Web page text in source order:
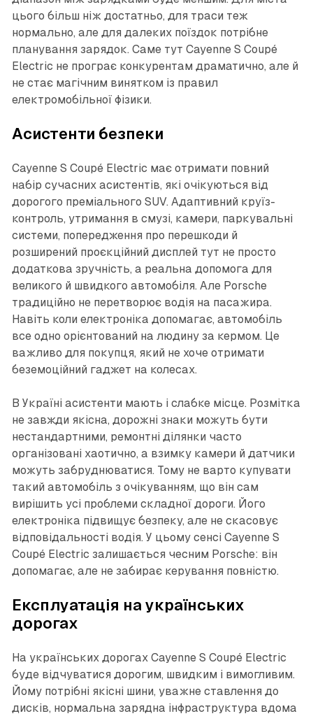
цього більш ніж достатньо, для траси теж
нормально, але для далеких поїздок потрібне
планування зарядок. Саме тут Cayenne S Coupé
Electric не програє конкурентам драматично, але й
не стає магічним винятком із правил
електромобільної фізики.
Асистенти безпеки
Cayenne S Coupé Electric має отримати повний
набір сучасних асистентів, які очікуються від
дорогого преміального SUV. Адаптивний круїз-
контроль, утримання в смузі, камери, паркувальні
системи, попередження про перешкоди й
розширений проєкційний дисплей тут не просто
додаткова зручність, а реальна допомога для
великого й швидкого автомобіля. Але Porsche
традиційно не перетворює водія на пасажира.
Навіть коли електроніка допомагає, автомобіль
все одно орієнтований на людину за кермом. Це
важливо для покупця, який не хоче отримати
беземоційний гаджет на колесах.
В Україні асистенти мають і слабке місце. Розмітка
не завжди якісна, дорожні знаки можуть бути
нестандартними, ремонтні ділянки часто
організовані хаотично, а взимку камери й датчики
можуть забруднюватися. Тому не варто купувати
такий автомобіль з очікуванням, що він сам
вирішить усі проблеми складної дороги. Його
електроніка підвищує безпеку, але не скасовує
відповідальності водія. У цьому сенсі Cayenne S
Coupé Electric залишається чесним Porsche: він
допомагає, але не забирає керування повністю.
Експлуатація на українських
дорогах
На українських дорогах Cayenne S Coupé Electric
буде відчуватися дорогим, швидким і вимогливим.
Йому потрібні якісні шини, уважне ставлення до
дисків, нормальна зарядна інфраструктура вдома